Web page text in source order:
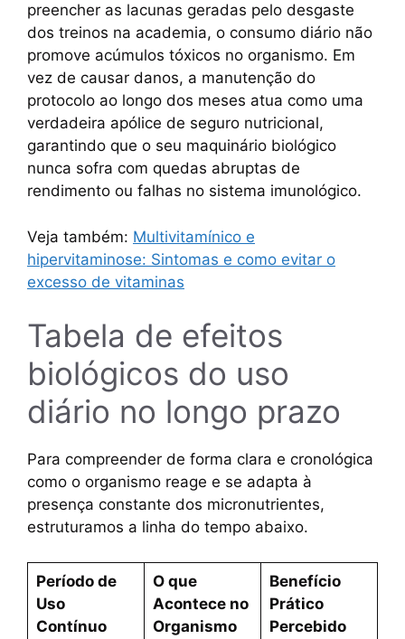
preencher as lacunas geradas pelo desgaste
dos treinos na academia, o consumo diário não
promove acúmulos tóxicos no organismo. Em
vez de causar danos, a manutenção do
protocolo ao longo dos meses atua como uma
verdadeira apólice de seguro nutricional,
garantindo que o seu maquinário biológico
nunca sofra com quedas abruptas de
rendimento ou falhas no sistema imunológico.
Veja também: Multivitamínico e
hipervitaminose: Sintomas e como evitar o
excesso de vitaminas
Tabela de efeitos
biológicos do uso
diário no longo prazo
Para compreender de forma clara e cronológica
como o organismo reage e se adapta à
presença constante dos micronutrientes,
estruturamos a linha do tempo abaixo.
Período de
Uso
Contínuo
O que
Acontece no
Organismo
Benefício
Prático
Percebido